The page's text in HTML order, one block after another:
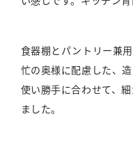
食器棚とパントリー兼
忙の奥様に配慮した、造
使い勝手に合わせて、
ました。